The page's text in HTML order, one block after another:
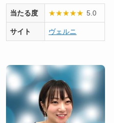
当たる度 ★★★★★ 5.0
サイト ヴェルニ